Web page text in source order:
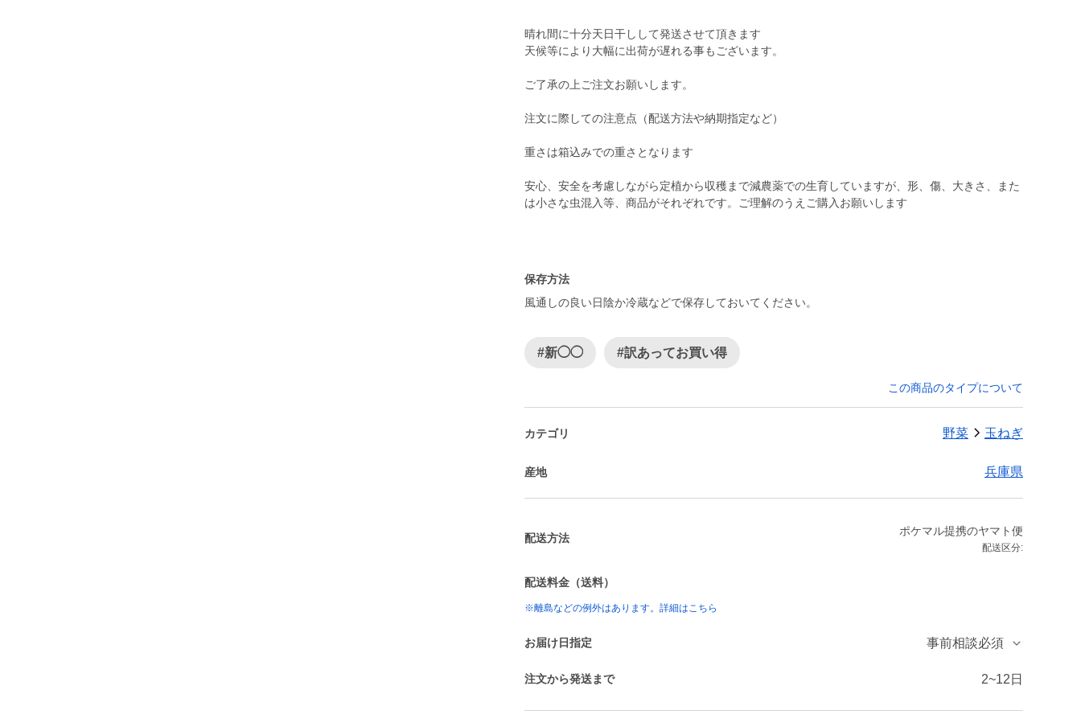
晴れ間に十分天日干しして発送させて頂きます
天候等により大幅に出荷が遅れる事もございます。
ご了承の上ご注文お願いします。
注文に際しての注意点（配送方法や納期指定など）
重さは箱込みでの重さとなります
安心、安全を考慮しながら定植から収穫まで減農薬での生育していますが、形、傷、大きさ、また
は小さな虫混入等、商品がそれぞれです。ご理解のうえご購入お願いします
保存方法
風通しの良い日陰か冷蔵などで保存しておいてください。
#新◯◯ #訳あってお買い得
この商品のタイプについて
カテゴリ 野菜 玉ねぎ
産地 兵庫県
配送方法
ポケマル提携のヤマト便
配送区分:
配送料金（送料）
※離島などの例外はあります。詳細はこちら
お届け日指定 事前相談必須
注文から発送まで 2~12日